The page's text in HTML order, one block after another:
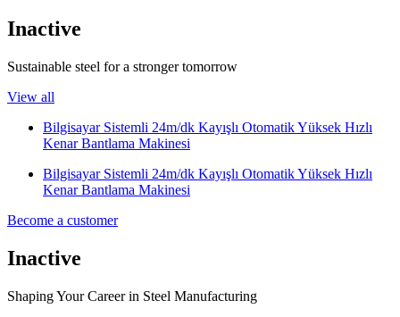
Inactive
Sustainable steel for a stronger tomorrow
View all
Bilgisayar Sistemli 24m/dk Kayışlı Otomatik Yüksek Hızlı
Kenar Bantlama Makinesi
Bilgisayar Sistemli 24m/dk Kayışlı Otomatik Yüksek Hızlı
Kenar Bantlama Makinesi
Become a customer
Inactive
Shaping Your Career in Steel Manufacturing